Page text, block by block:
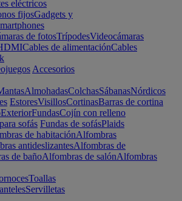
eléctricos
fijosGadgets y
de fotosTrípodesVideocámaras
Cables de alimentaciónCables
Accesorios
AlmohadasColchasSábanasNórdicos
EstoresVisillosCortinasBarras de cortina
ExteriorFundasCojín con relleno
sofás Fundas de sofásPlaids
de habitaciónAlfombras
antideslizantesAlfombras de
de bañoAlfombras de salónAlfombras
Toallas
Servilletas